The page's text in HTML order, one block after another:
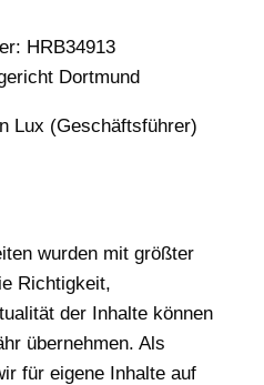
HRB34913
Dortmund
Lux (Geschäftsführer)
wurden mit größter
Richtigkeit,
der Inhalte können
übernehmen. Als
für eigene Inhalte auf